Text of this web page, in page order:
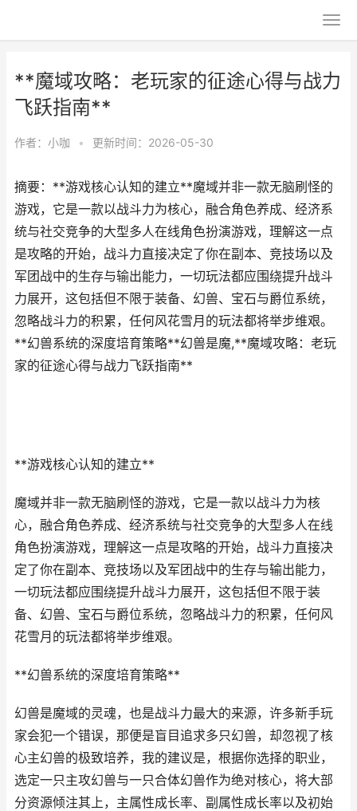
**魔域攻略：老玩家的征途心得与战力
飞跃指南**
作者： 小咖 • 更新时间：2026-05-30
摘要：**游戏核心认知的建立**魔域并非一款无脑刷怪的
游戏，它是一款以战斗力为核心，融合角色养成、经济系
统与社交竞争的大型多人在线角色扮演游戏，理解这一点
是攻略的开始，战斗力直接决定了你在副本、竞技场以及
军团战中的生存与输出能力，一切玩法都应围绕提升战斗
力展开，这包括但不限于装备、幻兽、宝石与爵位系统，
忽略战斗力的积累，任何风花雪月的玩法都将举步维艰。
**幻兽系统的深度培育策略**幻兽是魔,**魔域攻略：老玩
家的征途心得与战力飞跃指南**
**游戏核心认知的建立**
魔域并非一款无脑刷怪的游戏，它是一款以战斗力为核
心，融合角色养成、经济系统与社交竞争的大型多人在线
角色扮演游戏，理解这一点是攻略的开始，战斗力直接决
定了你在副本、竞技场以及军团战中的生存与输出能力，
一切玩法都应围绕提升战斗力展开，这包括但不限于装
备、幻兽、宝石与爵位系统，忽略战斗力的积累，任何风
花雪月的玩法都将举步维艰。
**幻兽系统的深度培育策略**
幻兽是魔域的灵魂，也是战斗力最大的来源，许多新手玩
家会犯一个错误，那便是盲目追求多只幻兽，却忽视了核
心主幻兽的极致培养，我的建议是，根据你选择的职业，
选定一只主攻幻兽与一只合体幻兽作为绝对核心，将大部
分资源倾注其上，主属性成长率、副属性成长率以及初始